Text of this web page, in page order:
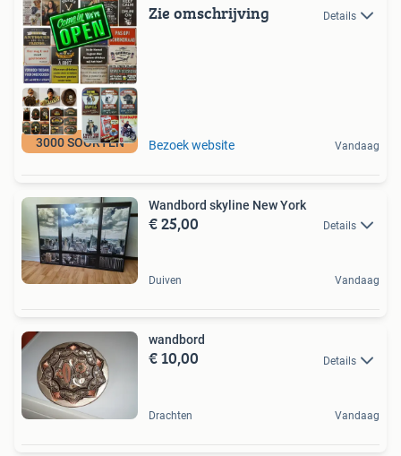
3000 SOORTEN
Zie omschrijving Details
Bezoek website Vandaag
Wandbord skyline New York
€ 25,00 Details
Duiven Vandaag
wandbord
€ 10,00 Details
Drachten Vandaag